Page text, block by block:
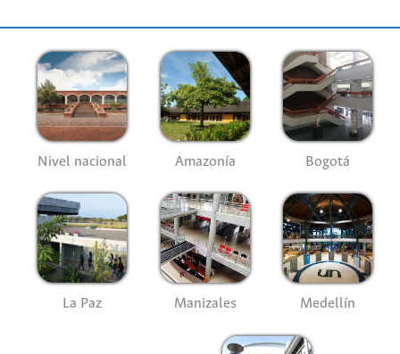
Nivel nacional Amazonía Bogotá
La Paz Manizales Medellín